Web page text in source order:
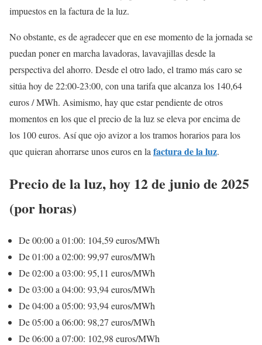
impuestos en la factura de la luz.
No obstante, es de agradecer que en ese momento de la jornada se
puedan poner en marcha lavadoras, lavavajillas desde la
perspectiva del ahorro. Desde el otro lado, el tramo más caro se
sitúa hoy de 22:00-23:00, con una tarifa que alcanza los 140,64
euros / MWh. Asimismo, hay que estar pendiente de otros
momentos en los que el precio de la luz se eleva por encima de
los 100 euros. Así que ojo avizor a los tramos horarios para los
que quieran ahorrarse unos euros en la factura de la luz.
Precio de la luz, hoy 12 de junio de 2025
(por horas)
De 00:00 a 01:00: 104,59 euros/MWh
De 01:00 a 02:00: 99,97 euros/MWh
De 02:00 a 03:00: 95,11 euros/MWh
De 03:00 a 04:00: 93,94 euros/MWh
De 04:00 a 05:00: 93,94 euros/MWh
De 05:00 a 06:00: 98,27 euros/MWh
De 06:00 a 07:00: 102,98 euros/MWh